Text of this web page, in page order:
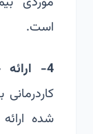
است.
4- ارائه خدمات شخصی‌سازی شده
شده